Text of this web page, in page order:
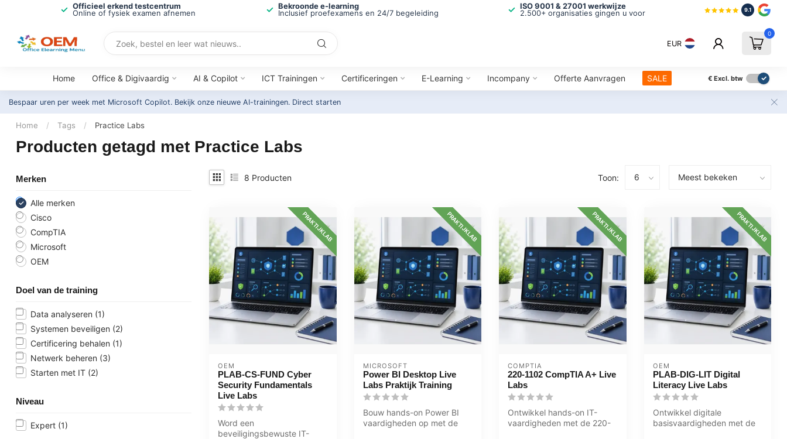
Officieel erkend testcentrum
Online of fysiek examen afnemen
Bekroonde e-learning
Inclusief proefexamens en 24/7 begeleiding
ISO 9001 & 27001 werkwijze
2.500+ organisaties gingen u voor
Maatwerk
Altijd op
9.1
EUR
0
Home Office & Digivaardig AI & Copilot ICT Trainingen Certificeringen E-Learning Incompany Offerte Aanvragen SALE € Excl. btw
Bespaar uren per week met Microsoft Copilot. Bekijk onze nieuwe AI-trainingen. Direct starten
Home / Tags / Practice Labs
Producten getagd met Practice Labs
Merken
Alle merken
Cisco
CompTIA
Microsoft
OEM
Doel van de training
Data analyseren (1)
Systemen beveiligen (2)
Certificering behalen (1)
Netwerk beheren (3)
Starten met IT (2)
Niveau
Expert (1)
8 Producten Toon:
PRAKTIJKLAB
OEM
PLAB-CS-FUND Cyber
Security Fundamentals
Live Labs
Word een
beveiligingsbewuste IT-
PRAKTIJKLAB
MICROSOFT
Power BI Desktop Live
Labs Praktijk Training
Bouw hands-on Power BI
vaardigheden op met de
PRAKTIJKLAB
COMPTIA
220-1102 CompTIA A+ Live
Labs
Ontwikkel hands-on IT-
vaardigheden met de 220-
PRAKTIJKLAB
OEM
PLAB-DIG-LIT Digital
Literacy Live Labs
Ontwikkel digitale
basisvaardigheden met de